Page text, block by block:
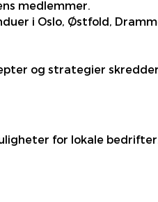
medlemmer.
i Oslo, Østfold,
og strategier
for lokale